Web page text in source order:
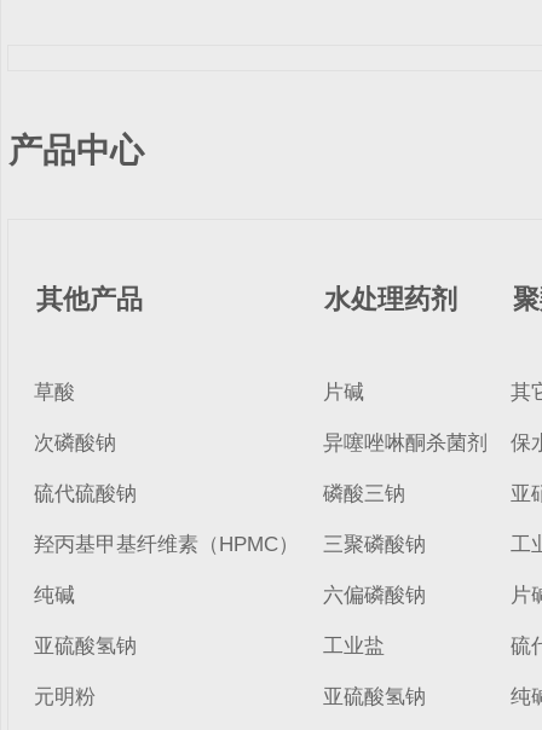
产品中心
其他产品
草酸
次磷酸钠
硫代硫酸钠
羟丙基甲基纤维素（HPMC）
纯碱
亚硫酸氢钠
元明粉
水处理药剂
片碱
异噻唑啉酮杀菌剂
磷酸三钠
三聚磷酸钠
六偏磷酸钠
工业盐
亚硫酸氢钠
其
保
亚
工
片
硫
纯